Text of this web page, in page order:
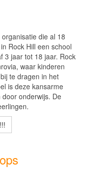
die al 18
Rock Hill een school
3 jaar tot 18 jaar. Rock
waar kinderen
te dragen in het
is deze kansarme
onderwijs. De